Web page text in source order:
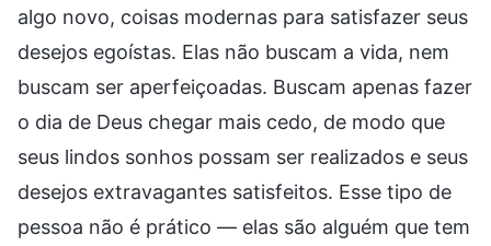
algo novo, coisas modernas para satisfazer seus
desejos egoístas. Elas não buscam a vida, nem
buscam ser aperfeiçoadas. Buscam apenas fazer
o dia de Deus chegar mais cedo, de modo que
seus lindos sonhos possam ser realizados e seus
desejos extravagantes satisfeitos. Esse tipo de
pessoa não é prático — elas são alguém que tem